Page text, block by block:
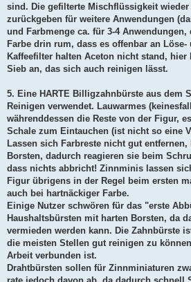
sind. Die gefilterte Mischflüssigkeit
zurückgeben für weitere Anwendungen
und Farbmenge ca. für 3-4
Farbe drin rum, dass es offenbar an
Kaffeefilter halten Aceton nicht stand,
Sieb an, das sich auch reinigen lässt.
5. Eine HARTE Billigzahnbürste aus dem
Reinigen verwendet. Lauwarmes
währenddessen die Reste von der Figur,
Schale zum Eintauchen (ist nicht so eine
Lassen sich Farbreste nicht gut entfernen,
Borsten, dadurch reagieren sie beim
dass nichts abbricht! Zinnminis lassen
Figur übrigens in der Regel beim ersten
auch bei hartnäckiger Farbe.
Einige Nutzer schwören für das "erste
Haushaltsbürsten mit harten Borsten, da
vermieden werden kann. Die Zahnbürste
die meisten Stellen gut reinigen zu
Arbeit verbunden ist.
Drahtbürsten sollen für Zinnminiaturen